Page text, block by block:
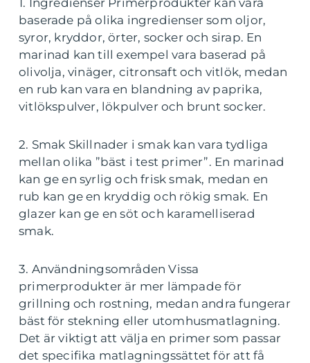
baserade på olika ingredienser som oljor,
syror, kryddor, örter, socker och sirap. En
marinad kan till exempel vara baserad på
olivolja, vinäger, citronsaft och vitlök, medan
en rub kan vara en blandning av paprika,
vitlökspulver, lökpulver och brunt socker.
2. Smak Skillnader i smak kan vara tydliga
mellan olika ”bäst i test primer”. En marinad
kan ge en syrlig och frisk smak, medan en
rub kan ge en kryddig och rökig smak. En
glazer kan ge en söt och karamelliserad
smak.
3. Användningsområden Vissa
primerprodukter är mer lämpade för
grillning och rostning, medan andra fungerar
bäst för stekning eller utomhusmatlagning.
Det är viktigt att välja en primer som passar
det specifika matlagningssättet för att få